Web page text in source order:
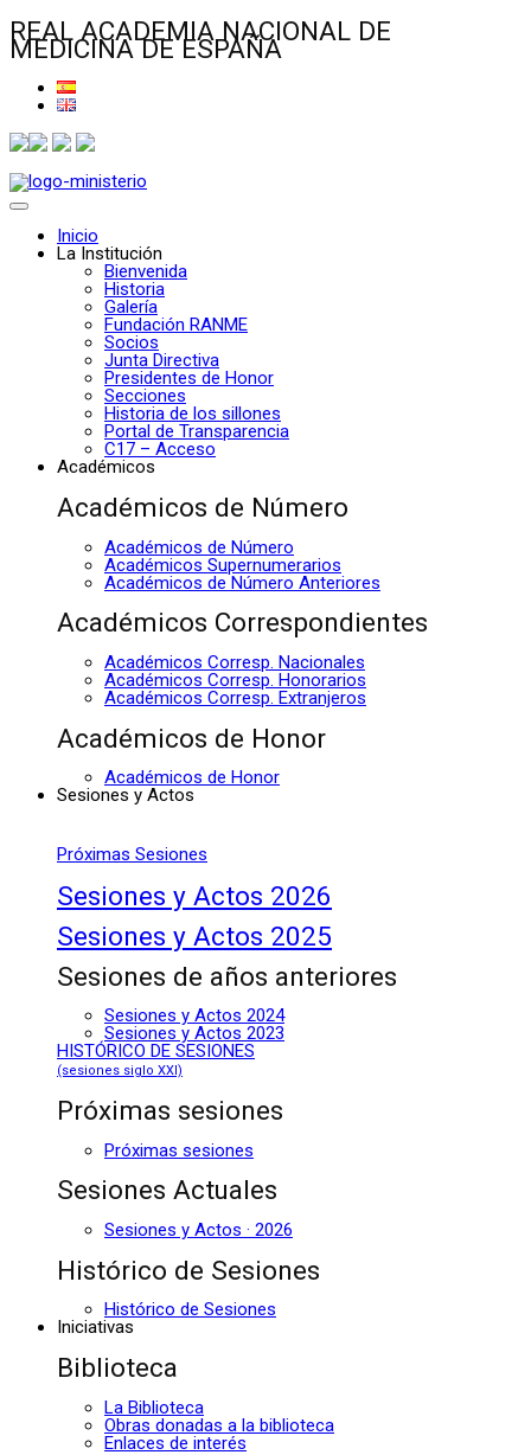
REAL ACADEMIA NACIONAL DE
MEDICINA DE ESPAÑA
Inicio
La Institución
Bienvenida
Historia
Galería
Fundación RANME
Socios
Junta Directiva
Presidentes de Honor
Secciones
Historia de los sillones
Portal de Transparencia
C17 – Acceso
Académicos
Académicos de Número
Académicos de Número
Académicos Supernumerarios
Académicos de Número Anteriores
Académicos Correspondientes
Académicos Corresp. Nacionales
Académicos Corresp. Honorarios
Académicos Corresp. Extranjeros
Académicos de Honor
Académicos de Honor
Sesiones y Actos
Próximas Sesiones
Sesiones y Actos 2026
Sesiones y Actos 2025
Sesiones de años anteriores
Sesiones y Actos 2024
Sesiones y Actos 2023
HISTÓRICO DE SESIONES
(sesiones siglo XXI)
Próximas sesiones
Próximas sesiones
Sesiones Actuales
Sesiones y Actos · 2026
Histórico de Sesiones
Histórico de Sesiones
Iniciativas
Biblioteca
La Biblioteca
Obras donadas a la biblioteca
Enlaces de interés